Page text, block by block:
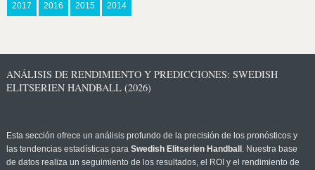
2017 2016 2015 2014
ANÁLISIS DE RENDIMIENTO Y PREDICCIONES: SWEDISH
ELITSERIEN HANDBALL (2026)
Esta sección ofrece un análisis profundo de la precisión de los pronósticos y
las tendencias estadísticas para Swedish Elitserien Handball . Nuestra base
de datos realiza un seguimiento de los resultados, el ROI y el rendimiento de